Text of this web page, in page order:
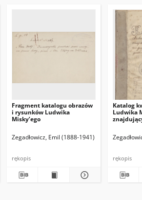
Reischer Leopold (red. naczelny) Hamann Bruno.
Fragment katalogu obrazów
i rysunków Ludwika
Misky’ego
Zegadłowicz, Emil (1888-1941)
rękopis
Katalog
Ludwika
rękopis